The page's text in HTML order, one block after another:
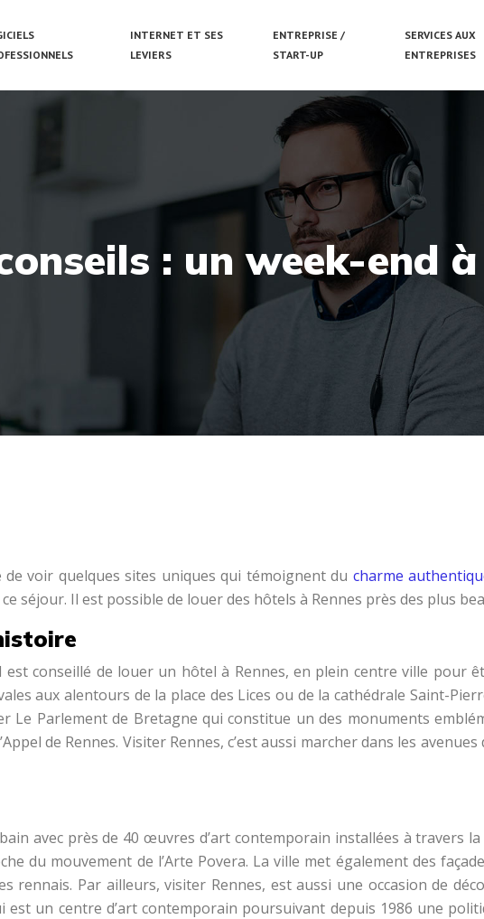
INTERNET ET SES
LEVIERS
ENTREPRISE /
START-UP
SERVICES AUX
ENTREPRISES
: un week-end à
voir quelques sites uniques qui témoignent du charme
séjour. Il est possible de louer des hôtels à Rennes près des plus
conseillé de louer un hôtel à Rennes, en plein centre ville pour
aux alentours de la place des Lices ou de la cathédrale Saint-
Le Parlement de Bretagne qui constitue un des monuments
de Rennes. Visiter Rennes, c’est aussi marcher dans les
avec près de 40 œuvres d’art contemporain installées à travers
du mouvement de l’Arte Povera. La ville met également des
rennais. Par ailleurs, visiter Rennes, est aussi une occasion de
est un centre d’art contemporain poursuivant depuis 1986 une